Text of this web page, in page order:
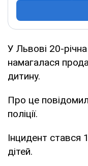
У Львові 20-
намагалася
дитину.
Про це
поліції.
Інцидент стався
дітей.